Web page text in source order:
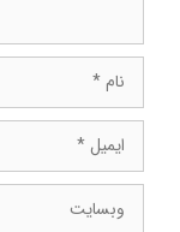
ایمیل
وبسایت